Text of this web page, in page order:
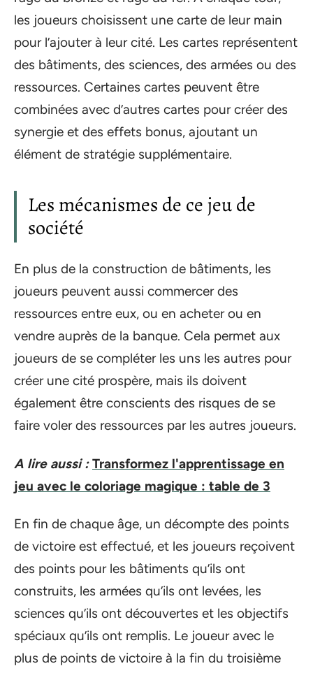
les joueurs choisissent une carte de leur main
pour l’ajouter à leur cité. Les cartes représentent
des bâtiments, des sciences, des armées ou des
ressources. Certaines cartes peuvent être
combinées avec d’autres cartes pour créer des
synergie et des effets bonus, ajoutant un
élément de stratégie supplémentaire.
Les mécanismes de ce jeu de
société
En plus de la construction de bâtiments, les
joueurs peuvent aussi commercer des
ressources entre eux, ou en acheter ou en
vendre auprès de la banque. Cela permet aux
joueurs de se compléter les uns les autres pour
créer une cité prospère, mais ils doivent
également être conscients des risques de se
faire voler des ressources par les autres joueurs.
A lire aussi : Transformez l'apprentissage en
jeu avec le coloriage magique : table de 3
En fin de chaque âge, un décompte des points
de victoire est effectué, et les joueurs reçoivent
des points pour les bâtiments qu’ils ont
construits, les armées qu’ils ont levées, les
sciences qu’ils ont découvertes et les objectifs
spéciaux qu’ils ont remplis. Le joueur avec le
plus de points de victoire à la fin du troisième